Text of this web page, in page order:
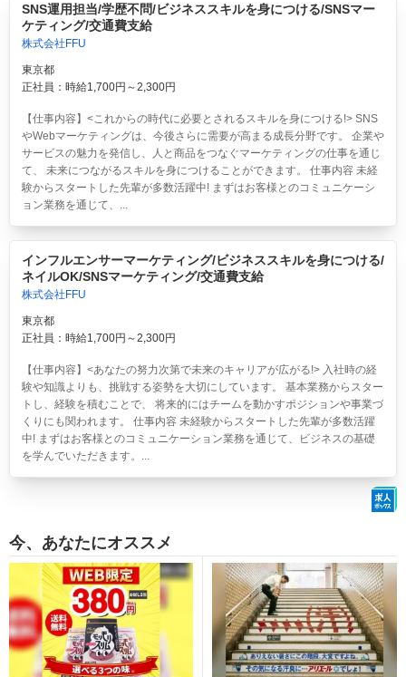
SNS運用担当/学歴不問/ビジネススキルを身につける/SNSマー
ケティング/交通費支給
株式会社FFU
東京都
正社員：時給1,700円～2,300円
【仕事内容】<これからの時代に必要とされるスキルを身につける!> SNS
やWebマーケティングは、今後さらに需要が高まる成長分野です。 企業や
サービスの魅力を発信し、人と商品をつなぐマーケティングの仕事を通じ
て、 未来につながるスキルを身につけることができます。 仕事内容 未経
験からスタートした先輩が多数活躍中! まずはお客様とのコミュニケーシ
ョン業務を通じて、...
インフルエンサーマーケティング/ビジネススキルを身につける/
ネイルOK/SNSマーケティング/交通費支給
株式会社FFU
東京都
正社員：時給1,700円～2,300円
【仕事内容】<あなたの努力次第で未来のキャリアが広がる!> 入社時の経
験や知識よりも、挑戦する姿勢を大切にしています。 基本業務からスター
トし、経験を積むことで、 将来的にはチームを動かすポジションや事業づ
くりにも関われます。 仕事内容 未経験からスタートした先輩が多数活躍
中! まずはお客様とのコミュニケーション業務を通じて、ビジネスの基礎
を学んでいただきます。...
今、あなたにオススメ